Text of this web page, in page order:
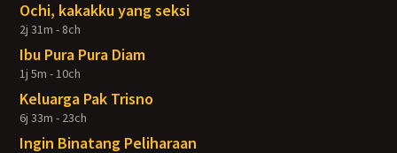
Ochi, kakakku yang seksi
2j 31m - 8ch
Ibu Pura Pura Diam
1j 5m - 10ch
Keluarga Pak Trisno
6j 33m - 23ch
Ingin Binatang Peliharaan